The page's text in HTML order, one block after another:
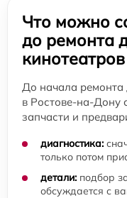
Что можно
до ремонта
кинотеатров
До начала ремонта
в Ростове-на-Дону
запчасти и
диагностика:
только потом
детали: подбор
обсуждается с